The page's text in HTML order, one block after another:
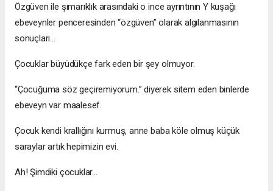
Özgüven ile şımarıklık arasındaki o ince ayrıntının Y kuşağı
ebeveynler penceresinden “özgüven” olarak algılanmasının
sonuçları…
Çocuklar büyüdükçe fark eden bir şey olmuyor.
“Çocuğuma söz geçiremiyorum.” diyerek sitem eden binlerde
ebeveyn var maalesef.
Çocuk kendi krallığını kurmuş, anne baba köle olmuş küçük
saraylar artık hepimizin evi.
Ah! Şimdiki çocuklar...